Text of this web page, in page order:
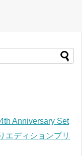
Anniversary Set
エディションプリ